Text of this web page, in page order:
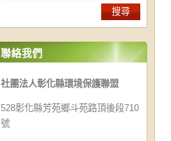
聯絡我們
社團法人彰化縣環境保護聯盟
528彰化縣芳苑鄉斗苑路頂後段710
號